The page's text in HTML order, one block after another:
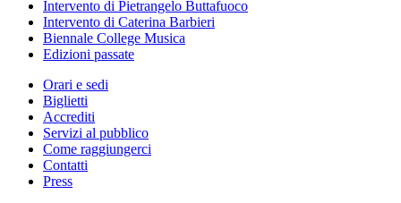
Intervento di Pietrangelo Buttafuoco
Intervento di Caterina Barbieri
Biennale College Musica
Edizioni passate
Orari e sedi
Biglietti
Accrediti
Servizi al pubblico
Come raggiungerci
Contatti
Press